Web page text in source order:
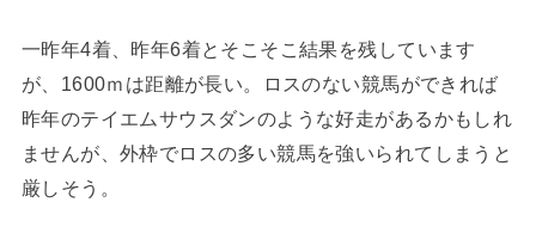
一昨年4着、昨年6着とそこそこ結果を残しています
が、1600ｍは距離が長い。ロスのない競馬ができれば
昨年のテイエムサウスダンのような好走があるかもしれ
ませんが、外枠でロスの多い競馬を強いられてしまうと
厳しそう。